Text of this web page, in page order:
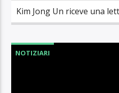
Kim Jong Un riceve una
NOTIZIARI